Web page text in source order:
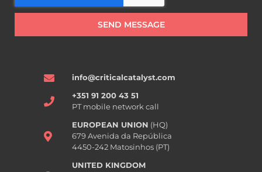
SEND MESSAGE
info@criticalcatalyst.com
+351 91 200 43 51
PT mobile network call
EUROPEAN UNION (HQ)
679 Avenida da República
4450-242 Matosinhos (PT)
UNITED KINGDOM